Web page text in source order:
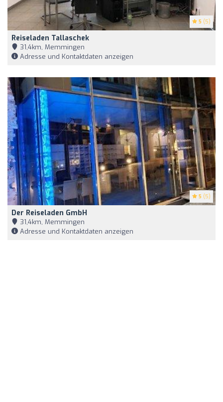
5 (5)
Reiseladen Tallaschek
31,4km, Memmingen
Adresse und Kontaktdaten anzeigen
5 (5)
Der Reiseladen GmbH
31,4km, Memmingen
Adresse und Kontaktdaten anzeigen